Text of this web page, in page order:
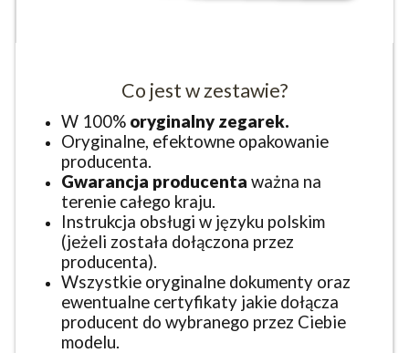
Co jest w zestawie?
W 100% oryginalny zegarek.
Oryginalne, efektowne opakowanie
producenta.
Gwarancja producenta ważna na
terenie całego kraju.
Instrukcja obsługi w języku polskim
(jeżeli została dołączona przez
producenta).
Wszystkie oryginalne dokumenty oraz
ewentualne certyfikaty jakie dołącza
producent do wybranego przez Ciebie
modelu.